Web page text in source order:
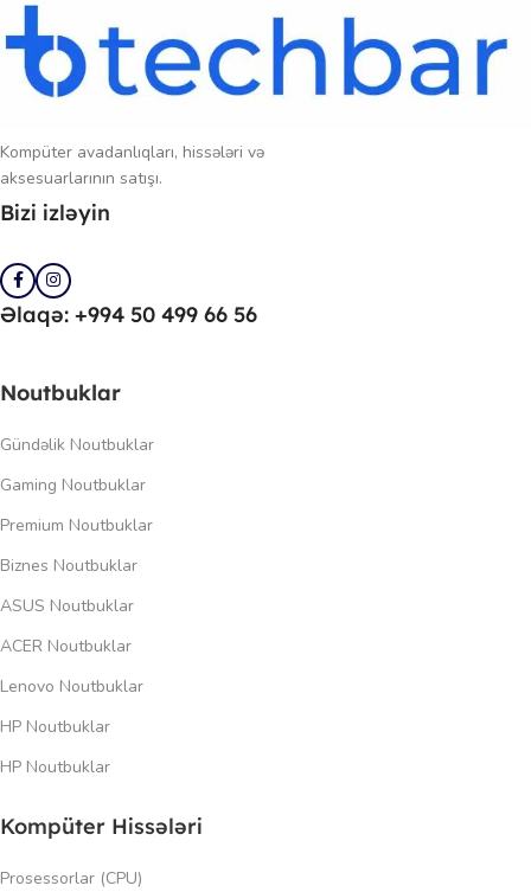
Kompüter avadanlıqları, hissələri və
aksesuarlarının satışı.
Bizi izləyin
Əlaqə: +994 50 499 66 56
Noutbuklar
Gündəlik Noutbuklar
Gaming Noutbuklar
Premium Noutbuklar
Biznes Noutbuklar
ASUS Noutbuklar
ACER Noutbuklar
Lenovo Noutbuklar
HP Noutbuklar
HP Noutbuklar
Kompüter Hissələri
Prosessorlar (CPU)